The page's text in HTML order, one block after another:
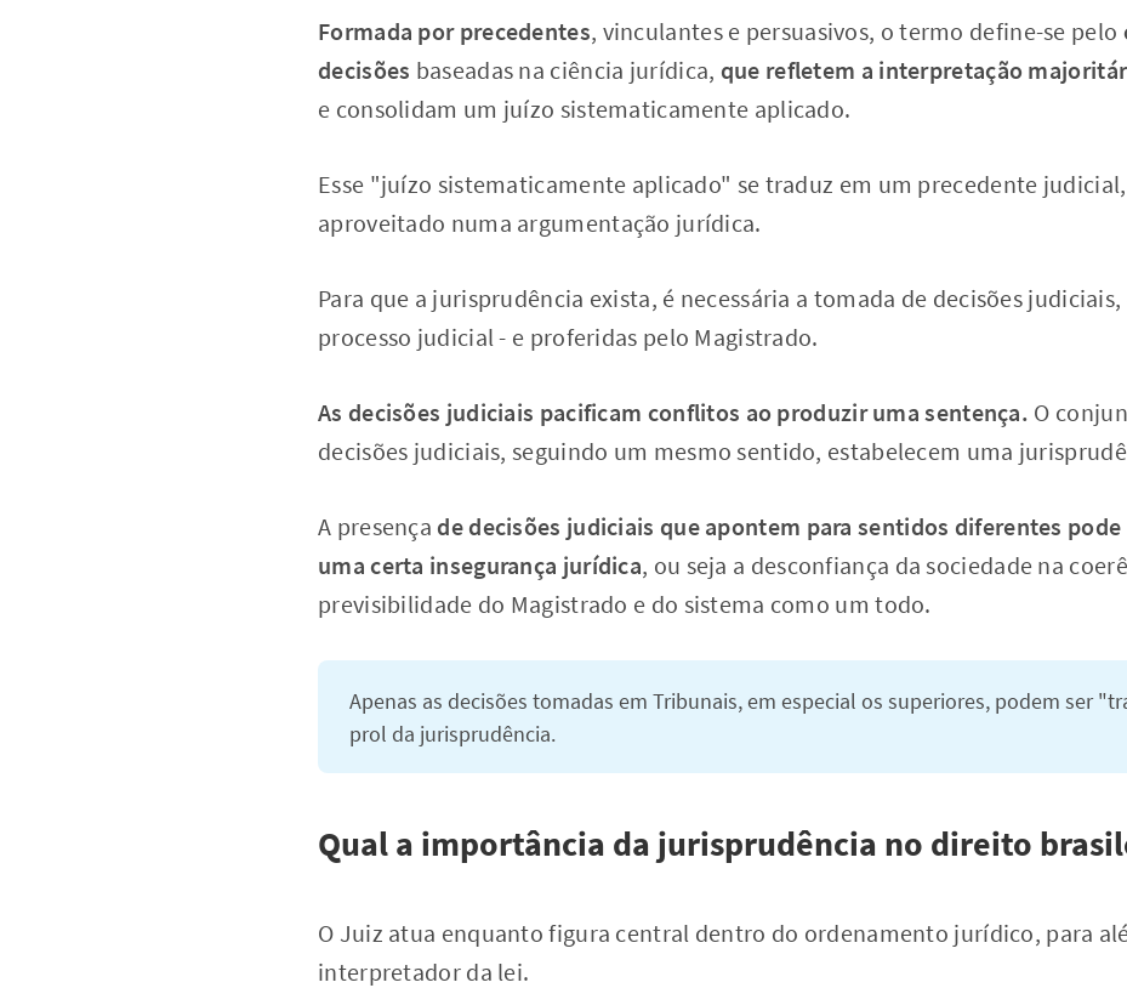
Formada por precedentes, vinculantes e persuasivos, o termo define-se pelo
decisões baseadas na ciência jurídica, que refletem a interpretação
e consolidam um juízo sistematicamente aplicado.
Esse "juízo sistematicamente aplicado" se traduz em um precedente
aproveitado numa argumentação jurídica.
Para que a jurisprudência exista, é necessária a tomada de decisões
processo judicial - e proferidas pelo Magistrado.
As decisões judiciais pacificam conflitos ao produzir uma sentença. O
decisões judiciais, seguindo um mesmo sentido, estabelecem uma
A presença de decisões judiciais que apontem para sentidos diferentes
uma certa insegurança jurídica, ou seja a desconfiança da sociedade na
previsibilidade do Magistrado e do sistema como um todo.
Apenas as decisões tomadas em Tribunais, em especial os superiores, podem ser
prol da jurisprudência.
Qual a importância da jurisprudência no direito
O Juiz atua enquanto figura central dentro do ordenamento jurídico, para
interpretador da lei.